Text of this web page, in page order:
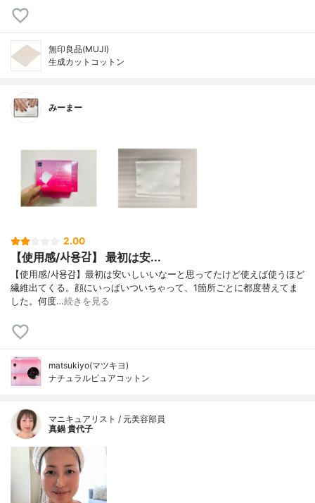
無印良品(MUJI)
生成カットコットン
みーまー
2.00
【使用感/사용감】 最初は安...
【使用感/사용감】最初は安いしいいなーと思ってたけど使えば使うほど
繊維出てくる。顔にいっぱいついちゃって、1箇所ごとに都度替えてま
した。何度…続きを見る
matsukiyo(マツキヨ)
ナチュラルピュアコットン
マニキュアリスト / 元美容部員
真鍋 貴代子